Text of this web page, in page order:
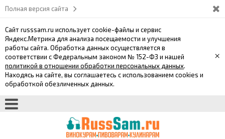
Полная версия сайта
Сайт russsam.ru использует cookie-файлы и сервис
Яндекс.Метрика для анализа посещаемости и улучшения
работы сайта. Обработка данных осуществляется в
соответствии с Федеральным законом № 152-ФЗ и нашей
политикой в отношении обработки персональных данных.
Находясь на сайте, вы соглашаетесь с использованием cookies и
обработкой обезличенных данных.
×